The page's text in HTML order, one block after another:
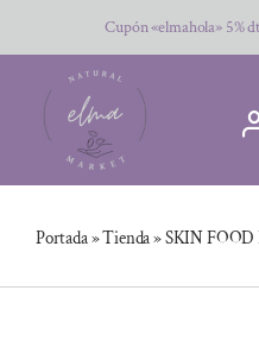
al
contenido
Cupón «elmahola» 5%
Portada»Tienda»SKIN FOOD